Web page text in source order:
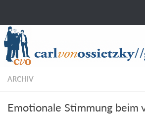
ARCHIV
Emotionale Stimmung beim